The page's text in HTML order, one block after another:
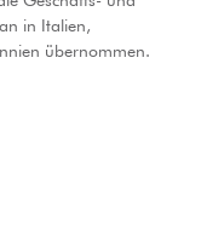
in Italien,
übernommen.